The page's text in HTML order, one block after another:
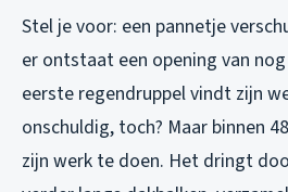
Stel je voor: een pannetje
er ontstaat een opening van
eerste regendruppel vindt zijn
onschuldig, toch? Maar binnen
zijn werk te doen. Het dringt